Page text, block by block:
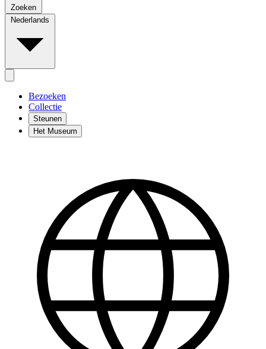
Zoeken
Nederlands
Bezoeken
Collectie
Steunen
Het Museum